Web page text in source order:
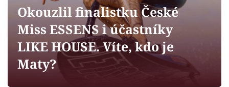
Sledujte prima+
Filmový festival Karlovy Vary
Okouzlil finalistku České
Miss ESSENS i účastníky
LIKE HOUSE. Víte, kdo je
Maty?